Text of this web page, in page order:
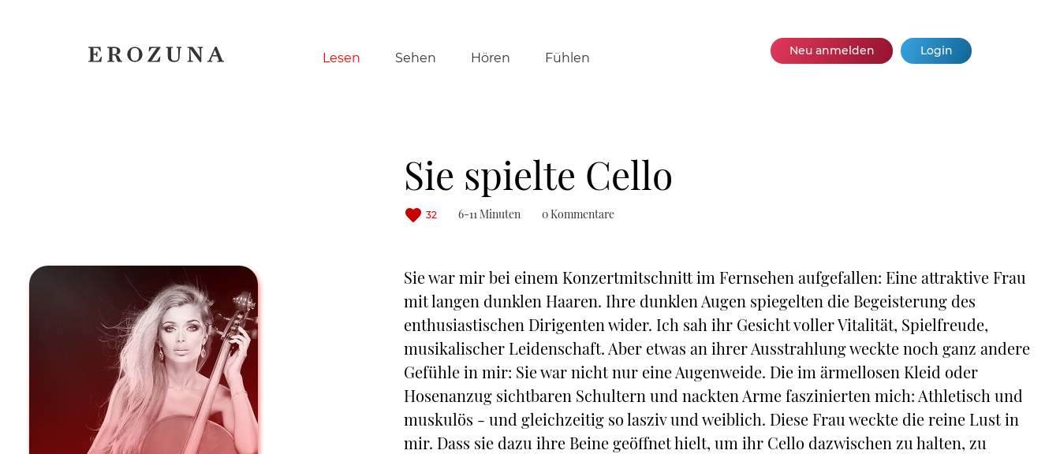
Navigation
Lesen Sehen Hören Fühlen Neu anmelden Login
Sie spielte Cello
32 6-11 Minuten 0 Kommentare
Sie war mir bei einem Konzertmitschnitt im Fernsehen aufgefallen: Eine attraktive Frau
mit langen dunklen Haaren. Ihre dunklen Augen spiegelten die Begeisterung des
enthusiastischen Dirigenten wider. Ich sah ihr Gesicht voller Vitalität, Spielfreude,
musikalischer Leidenschaft. Aber etwas an ihrer Ausstrahlung weckte noch ganz andere
Gefühle in mir: Sie war nicht nur eine Augenweide. Die im ärmellosen Kleid oder
Hosenanzug sichtbaren Schultern und nackten Arme faszinierten mich: Athletisch und
muskulös - und gleichzeitig so lasziv und weiblich. Diese Frau weckte die reine Lust in
mir. Dass sie dazu ihre Beine geöffnet hielt, um ihr Cello dazwischen zu halten, zu